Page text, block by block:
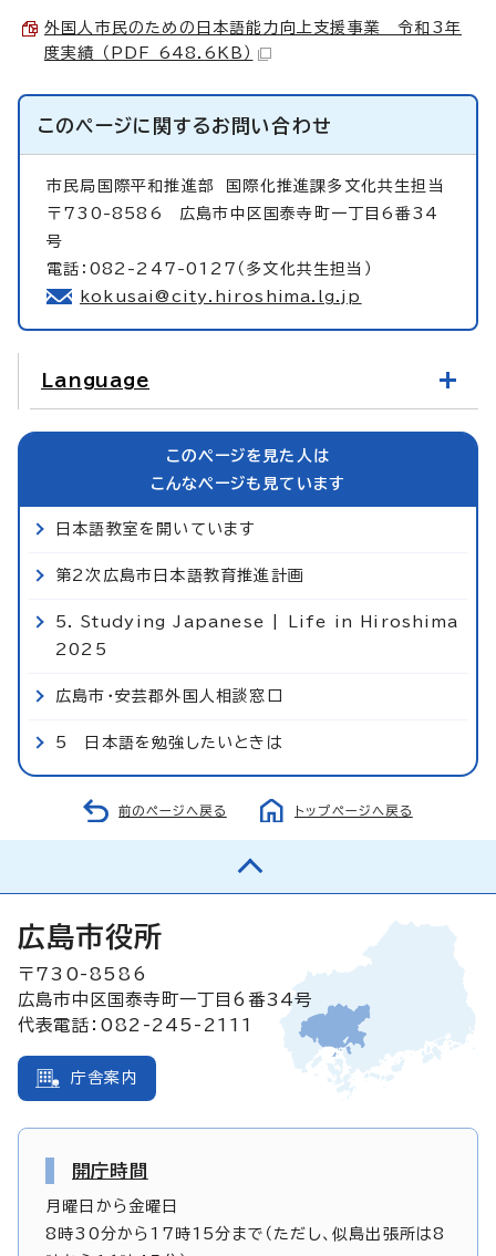
外国人市民のための日本語能力向上支援事業 令和3年
度実績 （PDF 648.6KB）
このページに関するお問い合わせ
市民局国際平和推進部
国際化推進課多文化共生担当
〒730-8586 広島市中区国泰寺町一丁目6番34
号
電話：082-247-0127（多文化共生担当）
kokusai@city.hiroshima.lg.jp
Language
このページを見た人は
こんなページも見ています
日本語教室を開いています
第2次広島市日本語教育推進計画
5. Studying Japanese | Life in Hiroshima
2025
広島市・安芸郡外国人相談窓口
5 日本語を勉強したいときは
前のページへ戻る トップページへ戻る
広島市役所
〒730-8586
広島市中区国泰寺町一丁目6番34号
代表電話：082-245-2111
庁舎案内
開庁時間
月曜日から金曜日
8時30分から17時15分まで（ただし、似島出張所は8